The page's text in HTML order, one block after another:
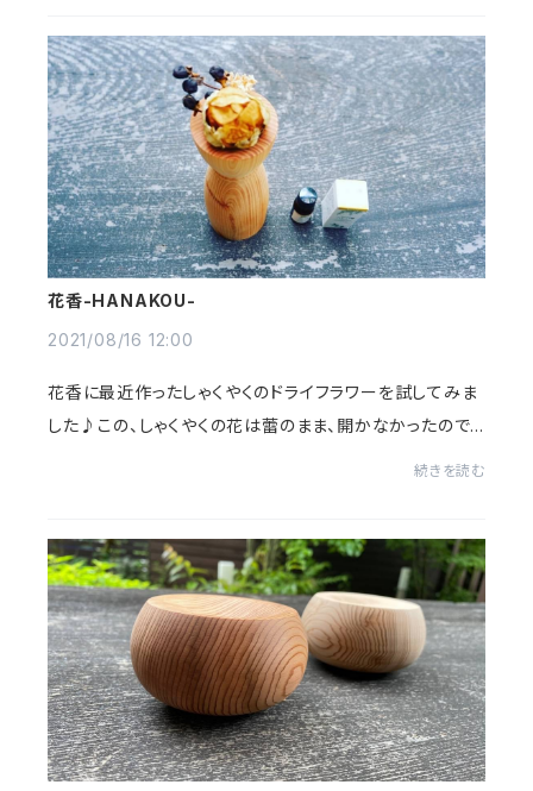
花香-HANAKOU-
2021/08/16 12:00
花香に最近作ったしゃくやくのドライフラワーを試してみま
した♪⁡この、しゃくやくの花は蕾のまま、開かなかったので
続きを読む